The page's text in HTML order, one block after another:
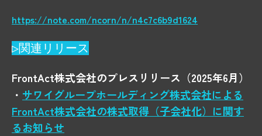
https://note.com/ncorn/n/n4c7c6b9d1624
▷関連リリース
FrontAct株式会社のプレスリリース（2025年6月）
・ サワイグループホールディング株式会社による
FrontAct株式会社の株式取得（子会社化）に関す
るお知らせ